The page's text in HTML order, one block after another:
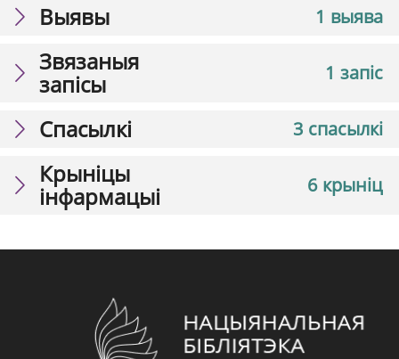
1 выява
Выявы
1 запіс
Звязаныя
запісы
3 спасылкі
Спасылкі
6 крыніц
Крыніцы
інфармацыі